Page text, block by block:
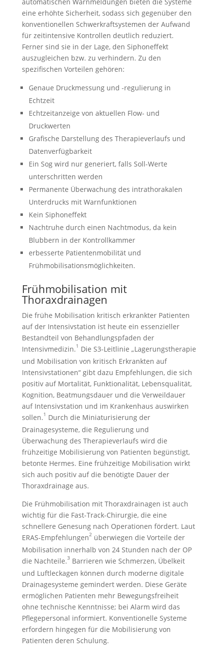
eine erhöhte Sicherheit, sodass sich gegenüber den
konventionellen Schwerkraftsystemen der Aufwand
für zeitintensive Kontrollen deutlich reduziert.
Ferner sind sie in der Lage, den Siphon­effekt
auszugleichen bzw. zu verhindern. Zu den
spezifischen Vorteilen gehören:
Genaue Druckmessung und -regulierung in
Echtzeit
Echtzeitanzeige von aktuellen Flow- und
Druckwerten
Grafische Darstellung des Therapieverlaufs und
Datenverfügbarkeit
Ein Sog wird nur generiert, falls Soll-Werte
unterschritten werden
Permanente Überwachung des intrathorakalen
Unterdrucks mit Warnfunktionen
Kein Siphoneffekt
Nachtruhe durch einen Nachtmodus, da kein
Blubbern in der Kontrollkammer
erbesserte Patientenmobilität und
Frühmobilisationsmöglichkeiten.
Frühmobilisation mit
Thoraxdrainagen
Die frühe Mobilisation kritisch erkrankter Patienten
auf der Intensivstation ist heute ein essenzieller
Bestandteil von Behandlungspfaden der
Intensivmedizin.1 Die S3-Leitlinie „Lagerungstherapie
und Mobilisation von kritisch Erkrankten auf
Intensivstationen“ gibt dazu Empfehlungen, die sich
positiv auf Mortalität, Funktionalität, Lebensqualität,
Kognition, Beatmungsdauer und die Verweildauer
auf Intensivstation und im Krankenhaus auswirken
sollen.1 Durch die Miniaturisierung der
Drainagesysteme, die Regulierung und
Überwachung des Therapieverlaufs wird die
frühzeitige Mobilisierung von Patienten begünstigt,
betonte Hermes. Eine frühzeitige Mobilisation wirkt
sich auch positiv auf die benötigte Dauer der
Thoraxdrainage aus.
Die Frühmobilisation mit Thoraxdrainagen ist auch
wichtig für die Fast-Track-Chirurgie, die eine
schnellere Genesung nach Operationen fördert. Laut
ERAS-Empfehlungen2 überwiegen die Vorteile der
Mobilisation innerhalb von 24 Stunden nach der OP
die Nachteile.3 Barrieren wie Schmerzen, Übelkeit
und Luftleckagen können durch moderne digitale
Drainagesysteme gemindert werden. Diese Geräte
ermöglichen Patienten mehr Bewegungsfreiheit
ohne technische Kenntnisse; bei Alarm wird das
Pflegepersonal informiert. Konventionelle Systeme
erfordern hingegen für die Mobilisierung von
Patienten deren Schulung.